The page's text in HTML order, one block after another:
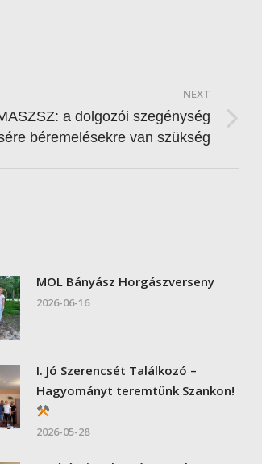
NEXT
a dolgozói szegénység
béremelésekre van szükség
MOL Bányász Horgászverseny
2026-06-16
I. Jó Szerencsét Találkozó –
Hagyományt teremtünk Szankon!
2026-05-28